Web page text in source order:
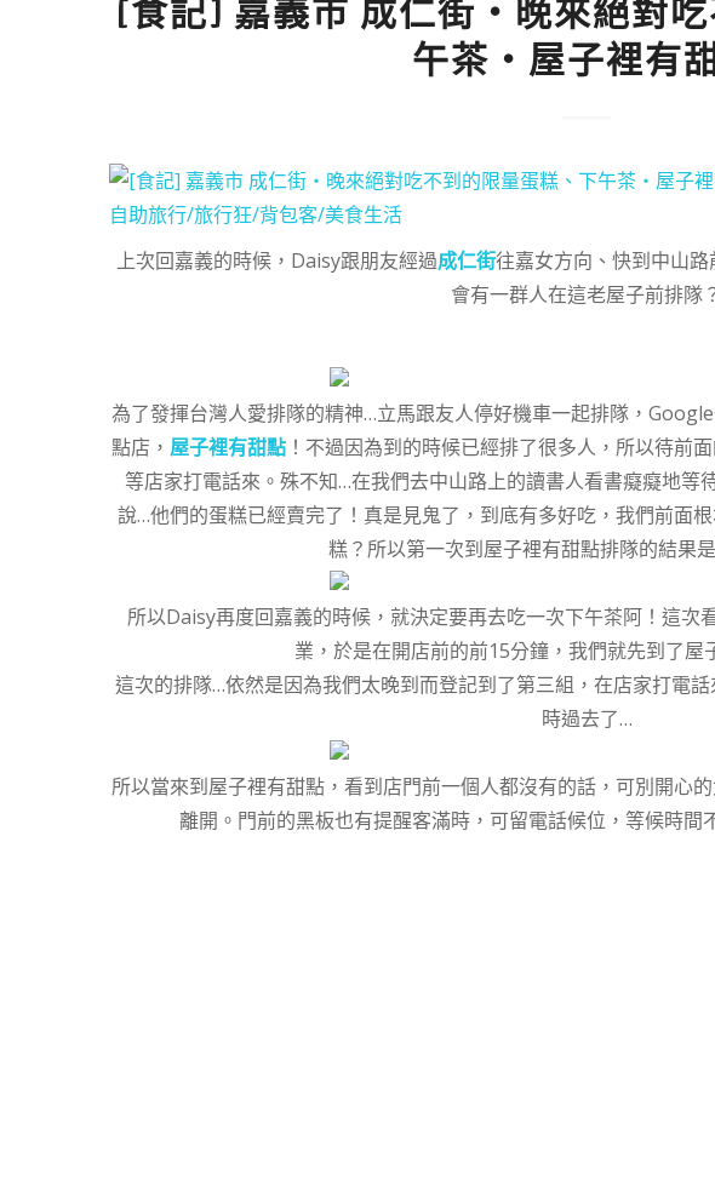
[食記] 嘉義市 成仁街‧晚來絕對
午茶‧屋子裡有
上次回嘉義的時候，Daisy跟朋友經過成仁街往嘉女方向、快到中山
會有一群人在這老屋子前排隊
為了發揮台灣人愛排隊的精神…立馬跟友人停好機車一起排隊，
點店，屋子裡有甜點 ！不過因為到的時候已經排了很多人，所以待前
等店家打電話來。殊不知…在我們去中山路上的讀書人看書癡癡地等
說…他們的蛋糕已經賣完了！真是見鬼了，到底有多好吃，我們前面
糕？所以第一次到屋子裡有甜點排隊的結果
所以Daisy再度回嘉義的時候，就決定要再去吃一次下午茶阿！這次
業，於是在開店前的前15分鐘，我們就先到了屋
這次的排隊…依然是因為我們太晚到而登記到了第三組，在店家打電
時過去了…
所以當來到屋子裡有甜點，看到店門前一個人都沒有的話，可別開心
離開。門前的黑板也有提醒客滿時，可留電話候位，等候時間